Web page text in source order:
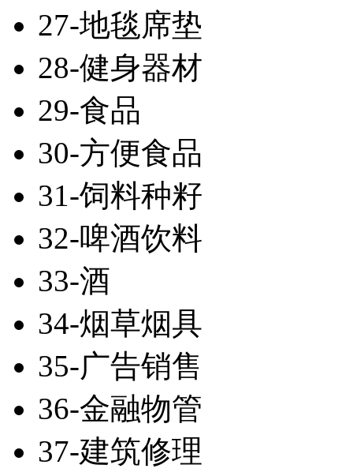
27-地毯席垫
28-健身器材
29-食品
30-方便食品
31-饲料种籽
32-啤酒饮料
33-酒
34-烟草烟具
35-广告销售
36-金融物管
37-建筑修理